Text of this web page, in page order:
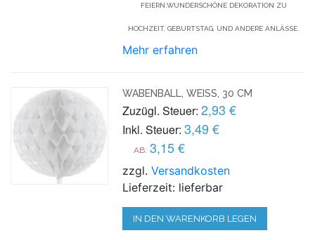
FEIERN.WUNDERSCHÖNE DEKORATION ZU
HOCHZEIT, GEBURTSTAG, UND ANDERE ANLÄSSE.
Mehr erfahren
WABENBALL, WEISS, 30 CM
Zuzügl. Steuer: 2,93 €
Inkl. Steuer: 3,49 €
AB: 3,15 €
zzgl.Versandkosten
Lieferzeit: lieferbar
IN DEN WARENKORB LEGEN